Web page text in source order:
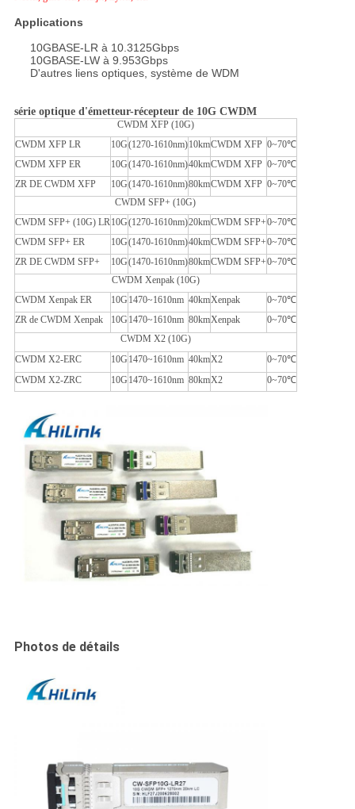
Applications
10GBASE-LR à 10.3125Gbps
10GBASE-LW à 9.953Gbps
D'autres liens optiques, système de WDM
série optique d'émetteur-récepteur de 10G CWDM
CWDM XFP (10G)
CWDM XFP LR
10G(1270-1610nm)10kmCWDM XFP 0~70℃
CWDM XFP ER
10G(1470-1610nm)40kmCWDM XFP 0~70℃
ZR DE CWDM XFP
10G(1470-1610nm)80kmCWDM XFP 0~70℃
CWDM SFP+ (10G)
CWDM SFP+ (10G) LR10G(1270-1610nm)20kmCWDM SFP+0~70℃
CWDM SFP+ ER
10G(1470-1610nm)40kmCWDM SFP+0~70℃
ZR DE CWDM SFP+
10G(1470-1610nm)80kmCWDM SFP+0~70℃
CWDM Xenpak (10G)
CWDM Xenpak ER
10G 1470~1610nm 40kmXenpak
0~70℃
ZR de CWDM Xenpak
10G 1470~1610nm 80kmXenpak
0~70℃
CWDM X2 (10G)
CWDM X2-ERC
10G 1470~1610nm 40kmX2
0~70℃
CWDM X2-ZRC
10G 1470~1610nm 80kmX2 0~70℃
Photos de détails